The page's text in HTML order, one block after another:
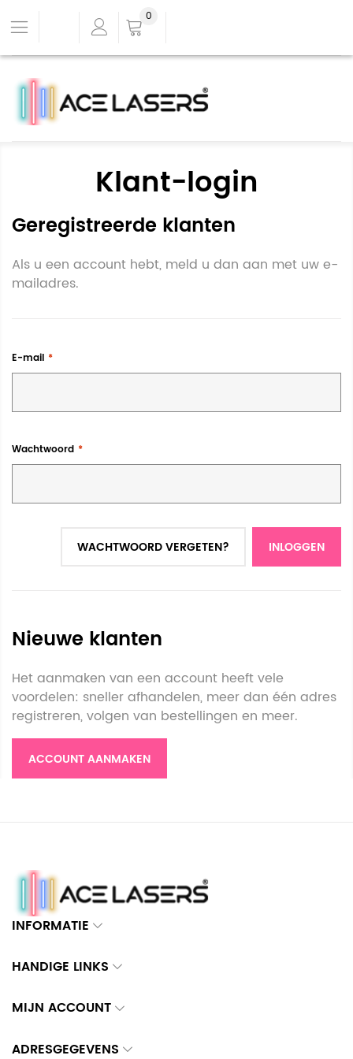
0
Klant-login
Geregistreerde klanten
Als u een account hebt, meld u dan aan met uw e-
mailadres.
E-mail
Wachtwoord
INLOGGEN
WACHTWOORD VERGETEN?
Nieuwe klanten
Het aanmaken van een account heeft vele
voordelen: sneller afhandelen, meer dan één adres
registreren, volgen van bestellingen en meer.
ACCOUNT AANMAKEN
INFORMATIE
HANDIGE LINKS
MIJN ACCOUNT
ADRESGEGEVENS